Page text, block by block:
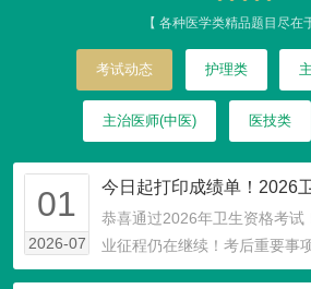
【 各种医学类精品题目尽在
考试动态 护理类
主治医师(中医) 医技类
01
2026-07
恭喜通过2026年卫生资格考试
业征程仍在继续！考后重要事
成绩单 打印入口：国家卫生健